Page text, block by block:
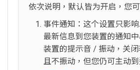
依次说明，默认皆为开启，您
事件通知：这个设置只影
最新信息到您装置的通知
装置的提示音 / 振动，关
且不振动，但您仍可主动